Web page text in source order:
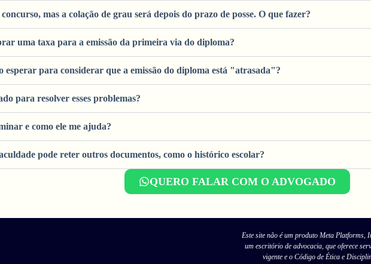
mas a colação de grau será depois do prazo de posse. O que fazer?
uma taxa para a emissão da primeira via do diploma?
esperar para considerar que a emissão do diploma está "atrasada"?
para resolver esses problemas?
e como ele me ajuda?
pode reter outros documentos, como o histórico escolar?
QUERO FALAR COM O ADVOGADO
Este site não é um produto Meta Platforms,
um escritório de advocacia, que oferece
vigente e o Código de Ética e